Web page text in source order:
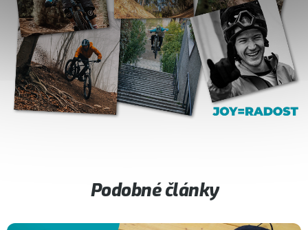
Podobné články